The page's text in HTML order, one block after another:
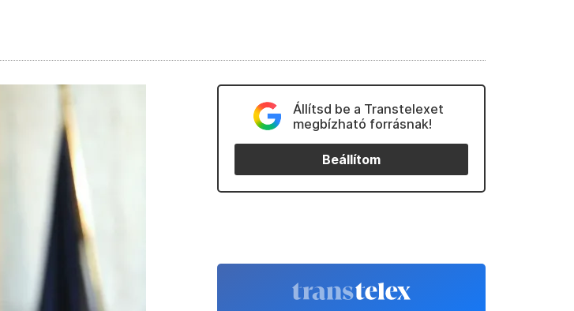
Állítsd be a Transtelexet
megbízható forrásnak!
Beállítom